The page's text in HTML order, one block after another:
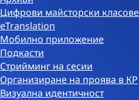
Цифрови майсторски класове
eTranslation
Мобилно приложение
Подкасти
Стрийминг на сесии
Организиране на проява в КР
Визуална идентичност